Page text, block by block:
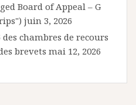
Board of Appeal – G
juin 3, 2026
chambres de recours
brevets mai 12, 2026